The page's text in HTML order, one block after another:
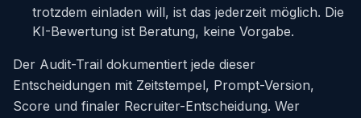
trotzdem einladen will, ist das jederzeit möglich. Die
KI-Bewertung ist Beratung, keine Vorgabe.
Der Audit-Trail dokumentiert jede dieser
Entscheidungen mit Zeitstempel, Prompt-Version,
Score und finaler Recruiter-Entscheidung. Wer